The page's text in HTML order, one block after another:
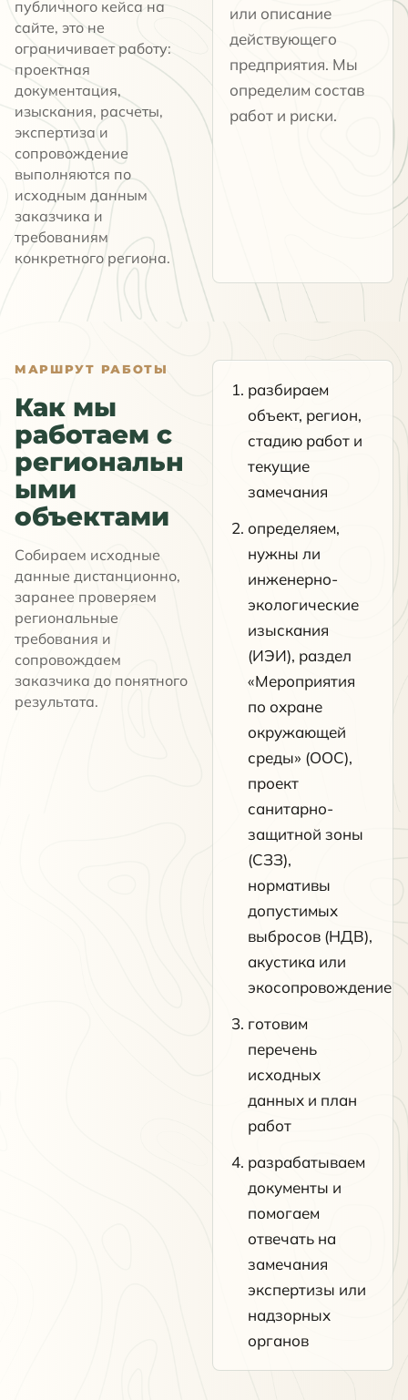
публичного кейса на
сайте, это не
ограничивает работу:
проектная
документация,
изыскания, расчеты,
экспертиза и
сопровождение
выполняются по
исходным данным
заказчика и
требованиям
конкретного региона.
или описание
действующего
предприятия. Мы
определим состав
работ и риски.
МАРШРУТ РАБОТЫ
Как мы
работаем с
региональн
ыми
объектами
Собираем исходные
данные дистанционно,
заранее проверяем
региональные
требования и
сопровождаем
заказчика до понятного
результата.
разбираем
объект, регион,
стадию работ и
текущие
замечания
определяем,
нужны ли
инженерно-
экологические
изыскания
(ИЭИ), раздел
«Мероприятия
по охране
окружающей
среды» (ООС),
проект
санитарно-
защитной зоны
(СЗЗ),
нормативы
допустимых
выбросов (НДВ),
акустика или
экосопровождение
готовим
перечень
исходных
данных и план
работ
разрабатываем
документы и
помогаем
отвечать на
замечания
экспертизы или
надзорных
органов